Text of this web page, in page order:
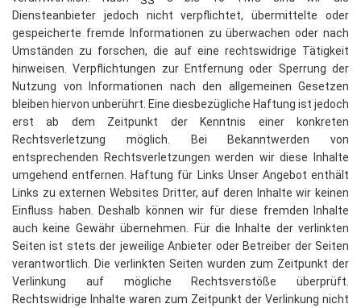
Diensteanbieter jedoch nicht verpflichtet, übermittelte oder
gespeicherte fremde Informationen zu überwachen oder nach
Umständen zu forschen, die auf eine rechtswidrige Tätigkeit
hinweisen. Verpflichtungen zur Entfernung oder Sperrung der
Nutzung von Informationen nach den allgemeinen Gesetzen
bleiben hiervon unberührt. Eine diesbezügliche Haftung ist jedoch
erst ab dem Zeitpunkt der Kenntnis einer konkreten
Rechtsverletzung möglich. Bei Bekanntwerden von
entsprechenden Rechtsverletzungen werden wir diese Inhalte
umgehend entfernen. Haftung für Links Unser Angebot enthält
Links zu externen Websites Dritter, auf deren Inhalte wir keinen
Einfluss haben. Deshalb können wir für diese fremden Inhalte
auch keine Gewähr übernehmen. Für die Inhalte der verlinkten
Seiten ist stets der jeweilige Anbieter oder Betreiber der Seiten
verantwortlich. Die verlinkten Seiten wurden zum Zeitpunkt der
Verlinkung auf mögliche Rechtsverstöße überprüft.
Rechtswidrige Inhalte waren zum Zeitpunkt der Verlinkung nicht